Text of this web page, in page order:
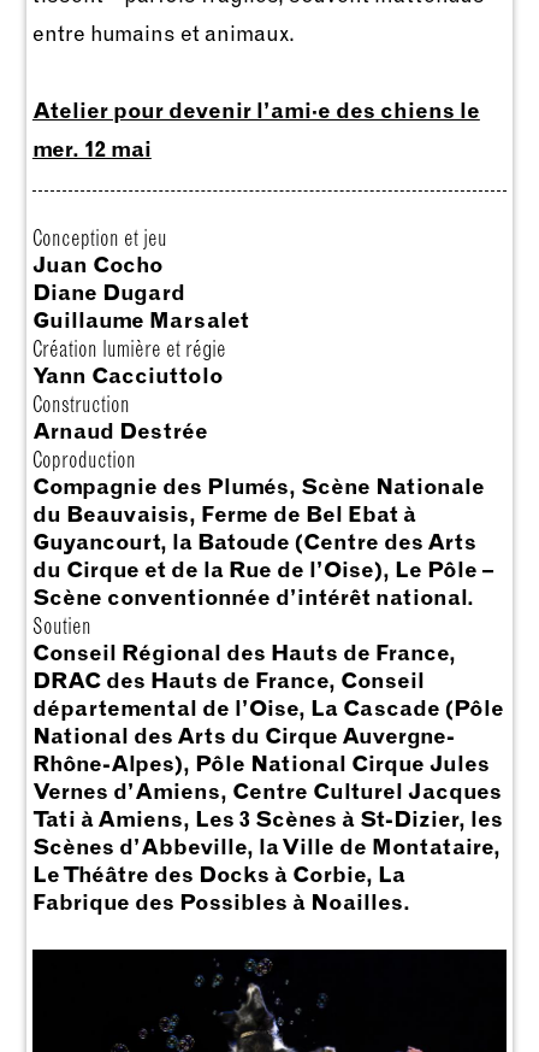
entre humains et animaux.
Atelier pour devenir l’ami·e des chiens le
mer. 12 mai
Conception et jeu
Juan Cocho
Diane Dugard
Guillaume Marsalet
Création lumière et régie
Yann Cacciuttolo
Construction
Arnaud Destrée
Coproduction
Compagnie des Plumés, Scène Nationale
du Beauvaisis, Ferme de Bel Ebat à
Guyancourt, la Batoude (Centre des Arts
du Cirque et de la Rue de l’Oise), Le Pôle –
Scène conventionnée d’intérêt national.
Soutien
Conseil Régional des Hauts de France,
DRAC des Hauts de France, Conseil
départemental de l’Oise, La Cascade (Pôle
National des Arts du Cirque Auvergne-
Rhône-Alpes), Pôle National Cirque Jules
Vernes d’Amiens, Centre Culturel Jacques
Tati à Amiens, Les 3 Scènes à St-Dizier, les
Scènes d’Abbeville, la Ville de Montataire,
Le Théâtre des Docks à Corbie, La
Fabrique des Possibles à Noailles.